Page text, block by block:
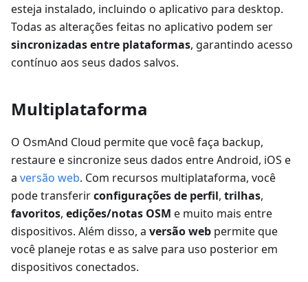
esteja instalado, incluindo o aplicativo para desktop.
Todas as alterações feitas no aplicativo podem ser
sincronizadas entre plataformas, garantindo acesso
contínuo aos seus dados salvos.
Multiplataforma
O OsmAnd Cloud permite que você faça backup,
restaure e sincronize seus dados entre Android, iOS e
a versão web. Com recursos multiplataforma, você
pode transferirconfigurações de perfil, trilhas,
favoritos, edições/notas OSM e muito mais entre
dispositivos. Além disso, a versão web permite que
você planeje rotas e as salve para uso posterior em
dispositivos conectados.